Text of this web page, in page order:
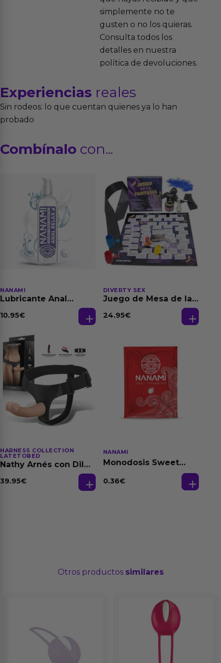
simplemente no te
gusten o no los quieras.
Consulta todos los
detalles en nuestra
política de devoluciones.
Experiencias reales
Sin rodeos: lo que cuentan quienes ya lo han
probado
Combínalo con...
NANAMI
Lubricante Anal
Dilatación Base Agua
10.95€
DIVERTY SEX
Juego de Mesa de las
24.95€
HARNESS COLLECTION
LATETOBED
Nathy Arnés con Dildo
39.95€
NANAMI
Monodosis Sweet
Base Agua 4 ml
0.36€
Otros productos similares